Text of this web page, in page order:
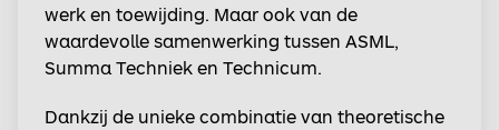
werk en toewijding. Maar ook van de
waardevolle samenwerking tussen ASML,
Summa Techniek en Technicum.
Dankzij de unieke combinatie van theoretische